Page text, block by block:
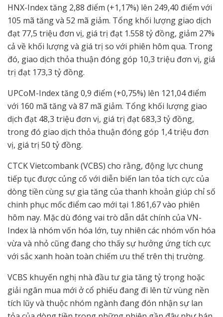
HNX-Index tăng 2,88 điểm (+1,17%) lên 249,40 điểm với
105 mã tăng và 52 mã giảm. Tổng khối lượng giao dịch
đạt 77,5 triệu đơn vị, giá trị đạt 1.558 tỷ đồng, giảm 27%
cả về khối lượng và giá trị so với phiên hôm qua. Trong
đó, giao dịch thỏa thuận đóng góp 10,3 triệu đơn vị, giá
trị đạt 173,3 tỷ đồng.
UPCoM-Index tăng 0,9 điểm (+0,75%) lên 121,04 điểm
với 160 mã tăng và 87 mã giảm. Tổng khối lượng giao
dịch đạt 48,3 triệu đơn vị, giá trị đạt 683,3 tỷ đồng,
trong đó giao dịch thỏa thuận đóng góp 1,4 triệu đơn
vị, giá trị 50 tỷ đồng.
CTCK Vietcombank (VCBS) cho rằng, động lực chung
tiếp tục được củng cố với diễn biến lan tỏa tích cực của
dòng tiền cùng sự gia tăng của thanh khoản giúp chỉ số
chinh phục mốc điểm cao mới tại 1.861,67 vào phiên
hôm nay. Mặc dù đóng vai trò dẫn dắt chính của VN-
Index là nhóm vốn hóa lớn, tuy nhiên các nhóm vốn hóa
vừa và nhỏ cũng đang cho thấy sự hưởng ứng tích cực
với sắc xanh hoàn toàn chiếm ưu thế trên thị trường.
VCBS khuyến nghị nhà đầu tư gia tăng tỷ trọng hoặc
giải ngân mua mới ở cổ phiếu đang đi lên từ vùng nền
tích lũy và thuộc nhóm ngành đang đón nhận sự lan